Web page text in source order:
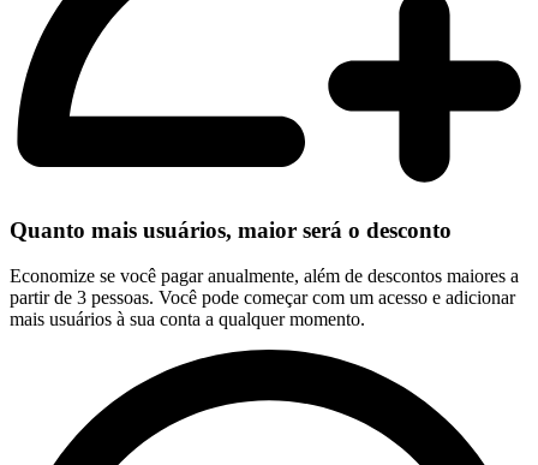
Quanto mais usuários, maior será o desconto
Economize se você pagar anualmente, além de descontos maiores a
partir de 3 pessoas. Você pode começar com um acesso e adicionar
mais usuários à sua conta a qualquer momento.